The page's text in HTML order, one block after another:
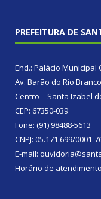
PREFEITURA DE
End.: Palácio
Av. Barão do Rio
Centro – Santa Izabel
CEP: 67350-039
Fone: (91) 98488-5613
CNPJ: 05.171.699/0001-
E-mail:
Horário de